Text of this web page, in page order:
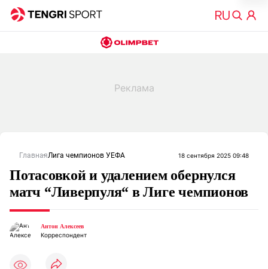
ГлавнаяЛига чемпионов УЕФА 18 сентября 2025 09:48
Потасовкой и удалением обернулся
матч “Ливерпуля“ в Лиге чемпионов
Антон Алексеев
Корреспондент